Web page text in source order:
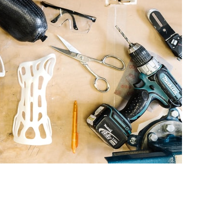
5 technologii druku 3D
wybrać najlepszą?
29 listopada, 2021 Redakcja